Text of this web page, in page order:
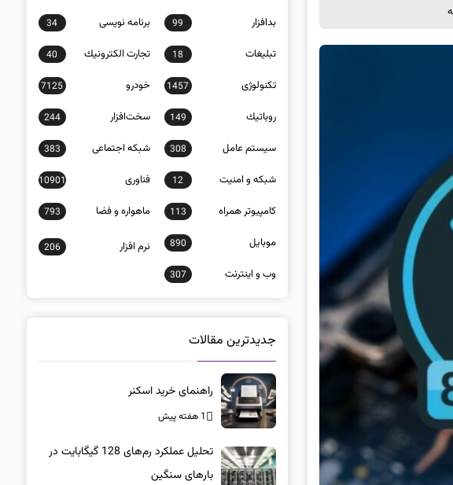
بدافزار 99 برنامه نويسی 34
تبلیغات 18 تجارت الكترونيك 40
تکنولوژی 1457 خودرو 7125
روباتيك 149 سخت‌افزار 244
سيستم عامل 308 شبكه اجتماعی 383
شبكه و امنيت 12 فناوری 10901
كامپيوتر همراه 113 ماهواره و فضا 793
موبايل 890 نرم افزار 206
وب و اينترنت 307
جدیدترین مقالات
راهنمای خرید اسکنر
1 هفته پیش
تحلیل عملکرد رم‌های 128 گیگابایت در
بارهای سنگین